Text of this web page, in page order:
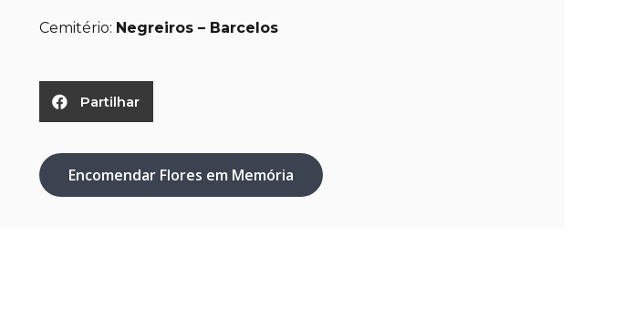
Cemitério: Negreiros – Barcelos
Partilhar
Encomendar Flores em Memória